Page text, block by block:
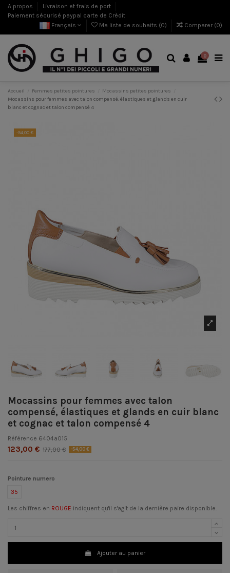
A propos
Livraison et frais de port
Paiement sécurisé paypal carte de Crèdit
Français
Ma liste de souhaits (0) Comparer (0)
0
Accueil Femmes petites pointures
Mocassins petites pointures
Mocassins pour femmes avec talon compensé, élastiques et glands en cuir
blanc et cognac et talon compensé 4
-54,00 €
Mocassins pour femmes avec talon
compensé, élastiques et glands en cuir blanc
et cognac et talon compensé 4
Référence 6404a015
123,00 € 177,00 € -54,00 €
Pointure numero
35
Les chiffres en ROUGE indiquent qu'il s'agit de la dernière paire disponible.
Ajouter au panier